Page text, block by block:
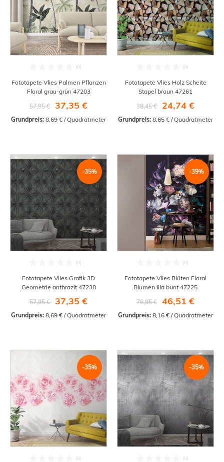
Fototapete Vlies Palmen Pflanzen
Floral grau-grün 47203
57,95 €
37,35 €
Grundpreis: 8,69 € / Quadratmeter
Fototapete Vlies Holz Scheite
Stapel braun 47261
38,45 €
24,74 €
Grundpreis: 8,65 € / Quadratmeter
-35%
Fototapete Vlies Grafik 3D
Geometrie anthrazit 47230
57,95 €
37,35 €
Grundpreis: 8,69 € / Quadratmeter
-39%
Fototapete Vlies Blüten Floral
Blumen lila bunt 47225
76,95 €
46,51 €
Grundpreis: 8,16 € / Quadratmeter
-35% -35%